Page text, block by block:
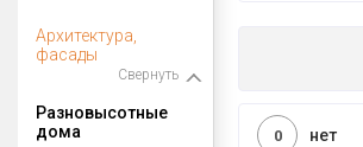
Архитектура,
фасады
Свернуть
Разновысотные
дома
нет
0